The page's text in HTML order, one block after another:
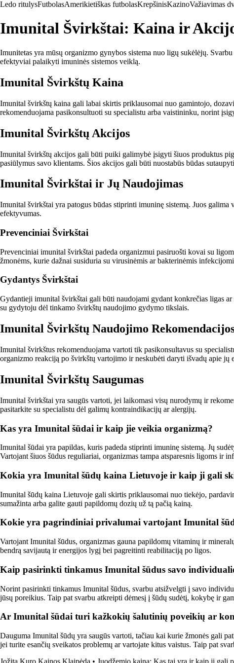
Ledo ritulysFutbolasAmerikietiškas futbolasKrepšinisKazinoVažiavimas
Imunital Švirkštai: Kaina ir
Imunitetas yra mūsų organizmo gynybos sistema nuo ligų sukėlėjų.
efektyviai palaikyti imuninės sistemos veiklą.
Imunital Švirkštų Kaina
Imunital švirkštų kaina gali labai skirtis priklausomai nuo gamintojo,
rekomenduojama pasikonsultuoti su specialistu arba vaistininku, norint
Imunital Švirkštų Akcijos
Imunital švirkštų akcijos gali būti puiki galimybė įsigyti šiuos produktus
pasiūlymus savo klientams. Šios akcijos gali būti nuostabūs būdas
Imunital Švirkštai ir Jų Naudojimas
Imunital švirkštai yra patogus būdas stiprinti imuninę sistemą. Juos
efektyvumas.
Prevenciniai Švirkštai
Prevenciniai imunital švirkštai padeda organizmui pasiruošti kovai su
žmonėms, kurie dažnai susiduria su virusinėmis ar bakterinėmis
Gydantys Švirkštai
Gydantieji imunital švirkštai gali būti naudojami gydant konkrečias ligas
su gydytoju dėl tinkamo švirkštų naudojimo gydymo tikslais.
Imunital Švirkštų Naudojimo
Imunital švirkštus rekomenduojama vartoti tik pasikonsultavus su
organizmo reakciją po švirkštų vartojimo ir neskubėti daryti išvadų apie jų
Imunital Švirkštų Saugumas
Imunital švirkštai yra saugūs vartoti, jei laikomasi visų nurodymų ir
pasitarkite su specialistu dėl galimų kontraindikacijų ar alergijų.
Kas yra Imunital šūdai ir kaip jie veikia organizmą?
Imunital šūdai yra papildas, kuris padeda stiprinti imuninę sistemą. Jų
Vartojant šiuos šūdus reguliariai, organizmas tampa atsparesnis ligoms ir
Kokia yra Imunital šūdų kaina Lietuvoje ir kaip ji gali
Imunital šūdų kaina Lietuvoje gali skirtis priklausomai nuo tiekėjo,
sumažinta arba galite gauti papildomų dozių už tą pačią kainą.
Kokie yra pagrindiniai privalumai vartojant Imunital
Vartojant Imunital šūdus, organizmas gauna papildomų vitaminų ir
bendrą savijautą ir energijos lygį bei pagreitinti reabilitaciją po ligos.
Kaip pasirinkti tinkamus Imunital šūdus savo
Norint pasirinkti tinkamus Imunital šūdus, svarbu atsižvelgti į savo
jūsų poreikius. Taip pat svarbu atkreipti dėmesį į šūdų sudėtį, kokybę ir
Ar Imunital šūdai turi kažkokių šalutinių poveikių ar
Dauguma Imunital šūdų yra saugūs vartoti, tačiau kai kurie žmonės gali
jei turite esančių sveikatos problemų ar vartojate kitus vaistus. Taip pat
Jožita Kuro Kainos Klaipėda • Juodžemio kaina: Kas tai yra ir kaip ji gali